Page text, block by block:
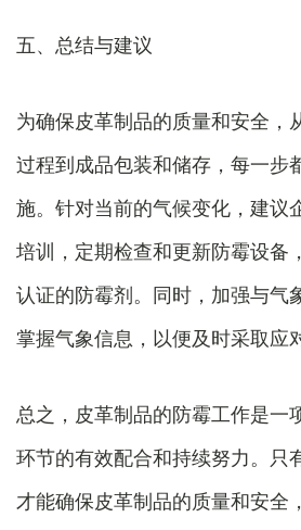
五、总结与建议
为确保皮革制品的质量和安全，
过程到成品包装和储存，每一步
施。针对当前的气候变化，建议
培训，定期检查和更新防霉设备
认证的防霉剂。同时，加强与气
掌握气象信息，以便及时采取应
总之，皮革制品的防霉工作是一
环节的有效配合和持续努力。只
才能确保皮革制品的质量和安全